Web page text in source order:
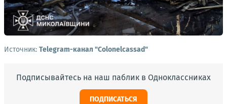
Источник: Telegram-канал "Colonelcassad"
Подписывайтесь на наш паблик в Одноклассниках
ПОДПИСАТЬСЯ